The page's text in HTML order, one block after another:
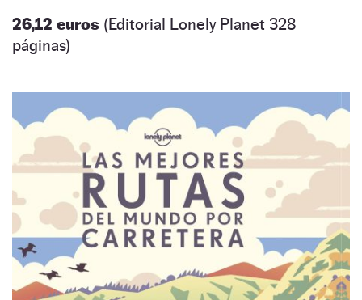
26,12 euros (Editorial Lonely Planet 328
páginas)